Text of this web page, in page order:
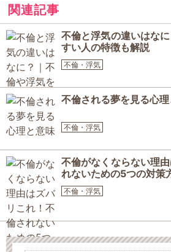
関連記事
不倫と浮気の違いはな
すい人の特徴も解説
不倫・浮気
不倫される夢を見る心
不倫・浮気
不倫がなくならない理
れないための5つの対策
不倫・浮気